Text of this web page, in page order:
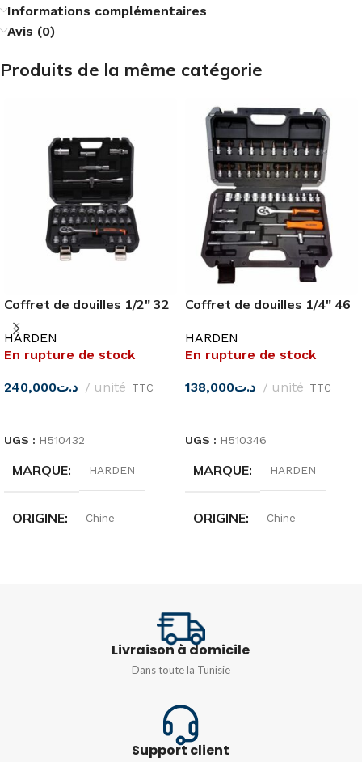
Informations complémentaires
Avis (0)
Produits de la même catégorie
Coffret de douilles 1/2″ 32
pièces
HARDEN
En rupture de stock
د.ت240,000 unité TTC
UGS : H510432
MARQUE HARDEN
ORIGINE Chine
Coffret de douilles 1/4″ 46
HARDEN
En rupture de stock
د.ت138,000 unité TTC
UGS : H510346
MARQUE HARDEN
ORIGINE Chine
Livraison à domicile
Dans toute la Tunisie
Support client